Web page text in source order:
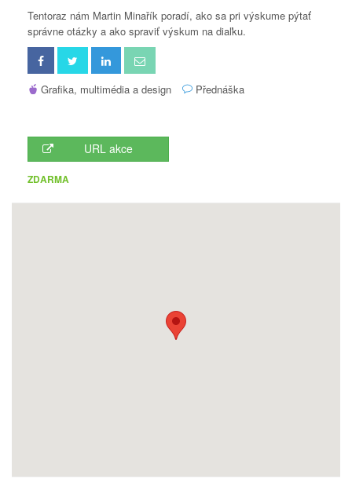
Tentoraz nám Martin Minařík poradí, ako sa pri výskume pýtať
správne otázky a ako spraviť výskum na diaľku.
Grafika, multimédia a design Přednáška
URL akce
ZDARMA